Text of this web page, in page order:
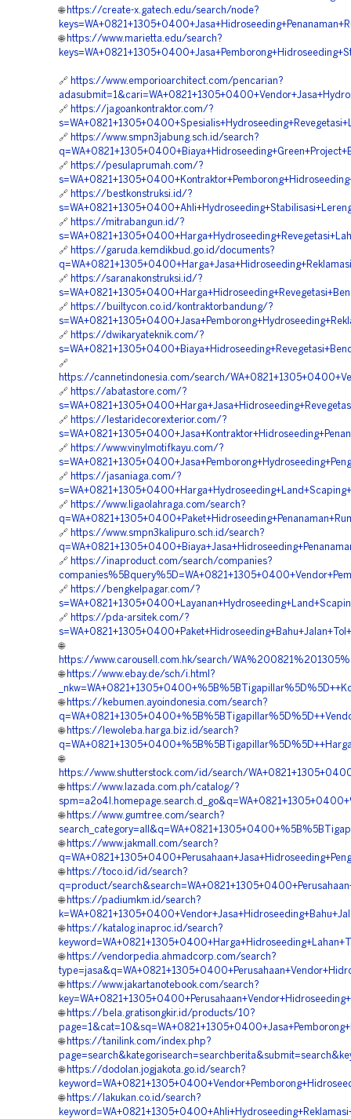
🌐 https://create-x.gatech.edu/search/node?
🌐 https://www.marietta.edu/search?
🔗 https://www.emporioarchitect.com/pencarian?
🔗 https://jagoankontraktor.com/?
🔗 https://www.smpn3jabung.sch.id/search?
🔗 https://pesulaprumah.com/?
🔗 https://bestkonstruksi.id/?
🔗 https://mitrabangun.id/?
🔗 https://garuda.kemdikbud.go.id/documents?
🔗 https://saranakonstruksi.id/?
🔗 https://builtycon.co.id/kontraktorbandung/?
🔗 https://dwikaryateknik.com/?
🔗
https://cannetindonesia.com/search/
🔗 https://abatastore.com/?
🔗 https://lestaridecorexterior.com/?
🔗 https://www.vinylmotifkayu.com/?
🔗 https://jasaniaga.com/?
🔗 https://www.ligaolahraga.com/search?
🔗 https://www.smpn3kalipuro.sch.id/search?
🔗 https://inaproduct.com/search/companies?
🔗 https://bengkelpagar.com/?
🔗 https://pda-arsitek.com/?
🌐
https://www.carousell.com.hk/search/
🌐 https://www.ebay.de/sch/i.html?
🌐 https://kebumen.ayoindonesia.com/search?
🌐 https://lewoleba.harga.biz.id/search?
🌐
https://www.shutterstock.com/id/search/
🌐 https://www.lazada.com.ph/catalog/?
🌐 https://www.gumtree.com/search?
🌐 https://www.jakmall.com/search?
🌐 https://toco.id/id/search?
q=product/
🌐 https://padiumkm.id/search?
🌐 https://katalog.inaproc.id/search?
🌐 https://vendorpedia.ahmadcorp.com/search?
🌐 https://www.jakartanotebook.com/search?
🌐 https://bela.gratisongkir.id/products/10?
🌐 https://tanilink.com/index.php?
🌐 https://dodolan.jogjakota.go.id/search?
🌐 https://lakukan.co.id/search?